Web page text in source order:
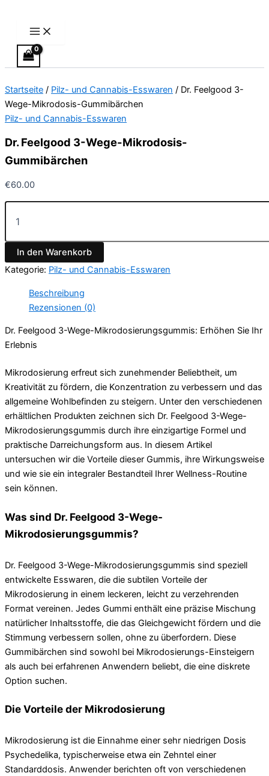
springen
Startseite / Pilz- und Cannabis-Esswaren / Dr. Feelgood 3-
Wege-Mikrodosis-Gummibärchen
Pilz- und Cannabis-Esswaren
Dr. Feelgood 3-Wege-Mikrodosis-
Gummibärchen
€60.00
Mikrodosis-
Gummibärchen
In den Warenkorb
Kategorie: Pilz- und Cannabis-Esswaren
Beschreibung
Rezensionen (0)
Dr. Feelgood 3-Wege-Mikrodosierungsgummis: Erhöhen Sie Ihr
Erlebnis
Mikrodosierung erfreut sich zunehmender Beliebtheit, um
Kreativität zu fördern, die Konzentration zu verbessern und das
allgemeine Wohlbefinden zu steigern. Unter den verschiedenen
erhältlichen Produkten zeichnen sich Dr. Feelgood 3-Wege-
Mikrodosierungsgummis durch ihre einzigartige Formel und
praktische Darreichungsform aus. In diesem Artikel
untersuchen wir die Vorteile dieser Gummis, ihre Wirkungsweise
und wie sie ein integraler Bestandteil Ihrer Wellness-Routine
sein können.
Was sind Dr. Feelgood 3-Wege-
Mikrodosierungsgummis?
Dr. Feelgood 3-Wege-Mikrodosierungsgummis sind speziell
entwickelte Esswaren, die die subtilen Vorteile der
Mikrodosierung in einem leckeren, leicht zu verzehrenden
Format vereinen. Jedes Gummi enthält eine präzise Mischung
natürlicher Inhaltsstoffe, die das Gleichgewicht fördern und die
Stimmung verbessern sollen, ohne zu überfordern. Diese
Gummibärchen sind sowohl bei Mikrodosierungs-Einsteigern
als auch bei erfahrenen Anwendern beliebt, die eine diskrete
Option suchen.
Die Vorteile der Mikrodosierung
Mikrodosierung ist die Einnahme einer sehr niedrigen Dosis
Psychedelika, typischerweise etwa ein Zehntel einer
Standarddosis. Anwender berichten oft von verschiedenen
Die